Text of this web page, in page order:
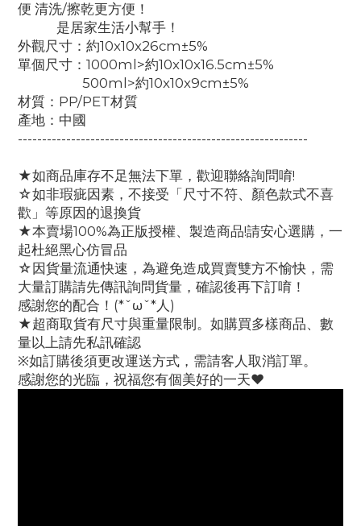
便 清洗/擦乾更方便！
是居家生活小幫手！
外觀尺寸：約10x10x26cm±5%
單個尺寸：1000ml>約10x10x16.5cm±5%
500ml>約10x10x9cm±5%
材質：PP/PET材質
產地：中國
------------------------------------------------------------
★如商品庫存不足無法下單，歡迎聯絡詢問唷!
☆如非瑕疵因素，不接受「尺寸不符、顏色款式不喜
歡」等原因的退換貨
★本賣場100%為正版授權、製造商品!請安心選購，一
起杜絕黑心仿冒品
☆因貨量流通快速，為避免造成買賣雙方不愉快，需
大量訂購請先傳訊詢問貨量，確認後再下訂唷！
感謝您的配合！(*ˇωˇ*人)
★超商取貨有尺寸與重量限制。如購買多樣商品、數
量以上請先私訊確認
※如訂購後須更改運送方式，需請客人取消訂單。
感謝您的光臨，祝福您有個美好的一天♥